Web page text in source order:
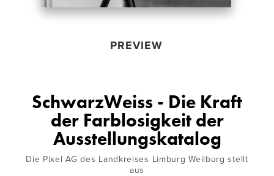
PREVIEW
SchwarzWeiss - Die Kraft
der Farblosigkeit der
Ausstellungskatalog
Die Pixel AG des Landkreises Limburg Weilburg stellt
aus